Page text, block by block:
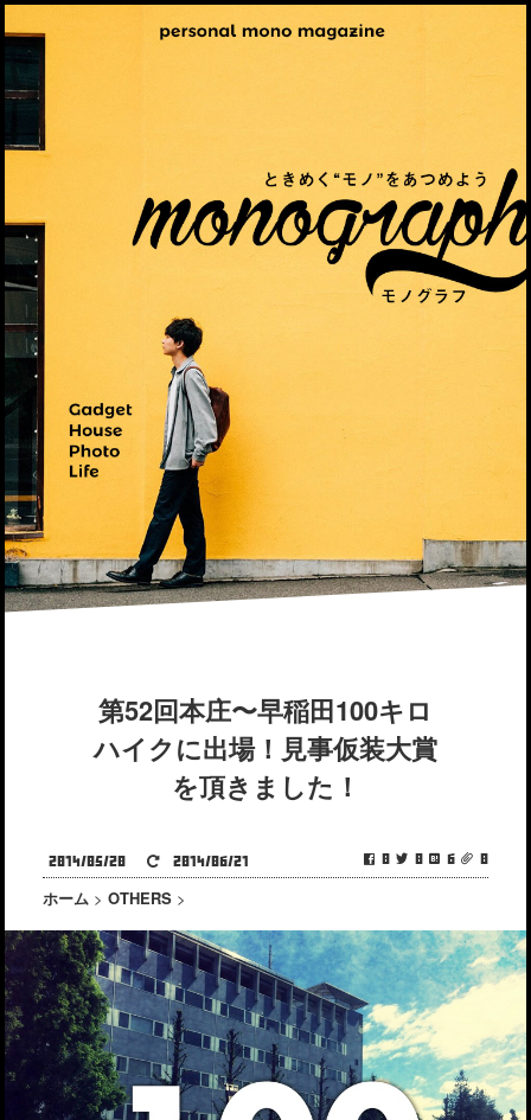
第52回本庄〜早稲田100キロ
ハイクに出場！見事仮装大賞
を頂きました！
0 0 6 0
2014/05/20 2014/06/21
ホーム > OTHERS >